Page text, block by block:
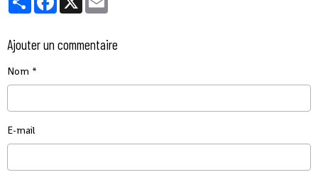
Ajouter un commentaire
Nom
E-mail